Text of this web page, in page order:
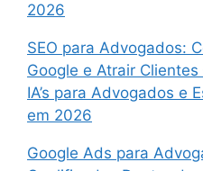
2026
SEO para Advogados:
Google e Atrair Clientes
IA’s para Advogados e
em 2026
Google Ads para